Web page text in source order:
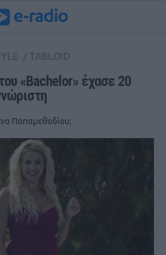
«Bachelor» έχασε 20
Παπαμεθοδίου;